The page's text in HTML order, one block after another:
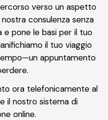
verso un aspetto
consulenza senza
e pone le basi per il tuo
il tuo viaggio
appuntamento
ora telefonicamente al
il nostro sistema di
online.